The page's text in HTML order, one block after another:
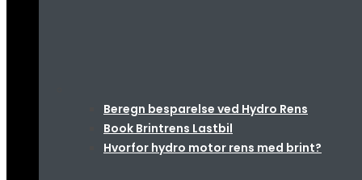
Beregn besparelse ved Hydro Rens
Book Brintrens Lastbil
Hvorfor hydro motor rens med brint?